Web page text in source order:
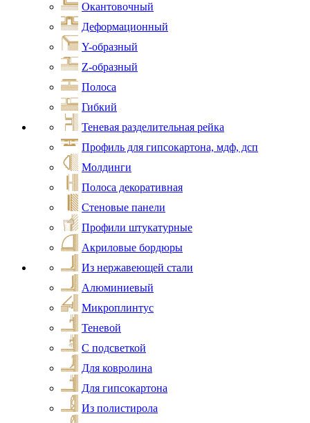
Окантовочный
Деформационный
Y-образный
Z-образный
Полоса
Гибкий
Теневая разделительная рейка
Профиль для гипсокартона, мдф, дсп
Молдинги
Полоса декоративная
Стеновые панели
Профили штукатурные
Акриловые бордюры
Из нержавеющей стали
Алюминиевый
Микроплинтус
Теневой
С подсветкой
Для ковролина
Для гипсокартона
Из полистирола